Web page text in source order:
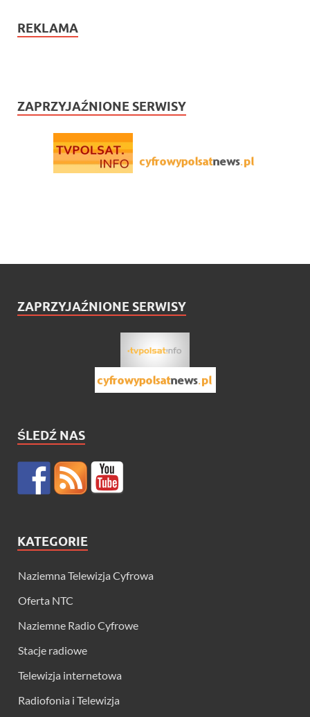
REKLAMA
ZAPRZYJAŹNIONE SERWISY
ZAPRZYJAŹNIONE SERWISY
ŚLEDŹ NAS
KATEGORIE
Naziemna Telewizja Cyfrowa
Oferta NTC
Naziemne Radio Cyfrowe
Stacje radiowe
Telewizja internetowa
Radiofonia i Telewizja